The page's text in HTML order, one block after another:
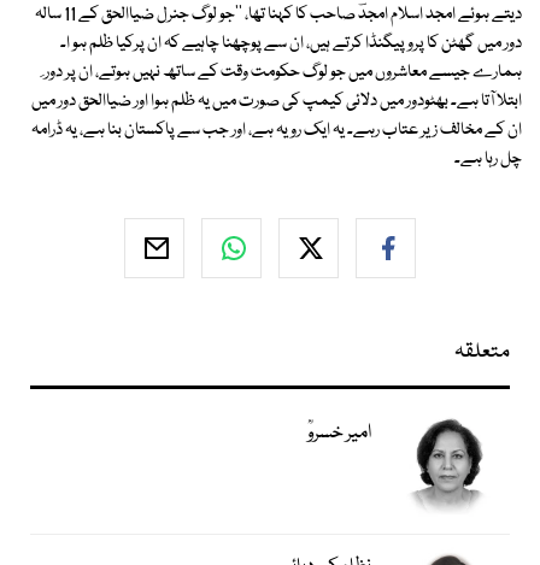
دیتے ہوئے امجد اسلام امجدؔ صاحب کا کہنا تھا، ''جو لوگ جنرل ضیاالحق کے 11 سالہ
دور میں گھٹن کا پروپیگنڈا کرتے ہیں، ان سے پوچھنا چاہیے کہ ان پرکیا ظلم ہو ا۔
ہمارے جیسے معاشروں میں جو لوگ حکومت وقت کے ساتھ نہیں ہوتے، ان پر دور ِ
ابتلا آتا ہے۔ بھٹودور میں دلائی کیمپ کی صورت میں یہ ظلم ہوا اور ضیاالحق دور میں
ان کے مخالف زیر عتاب رہے۔ یہ ایک رویہ ہے، اور جب سے پاکستان بنا ہے، یہ ڈرامہ
چل رہا ہے۔
متعلقہ
امیر خسروؒ